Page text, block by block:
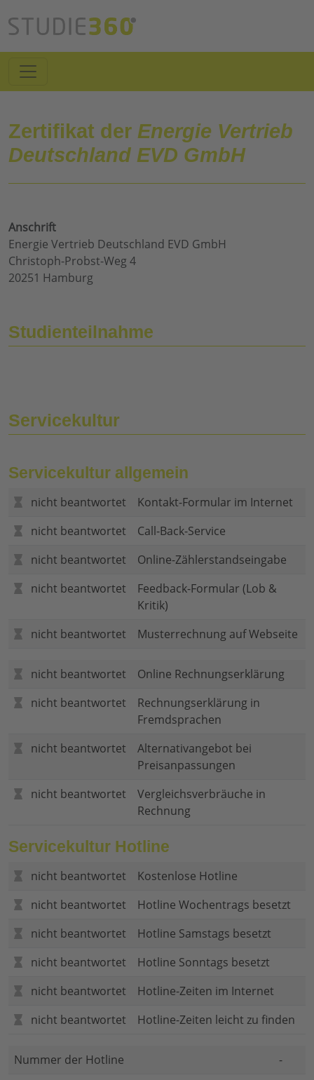
Zertifikat der Energie Vertrieb
Deutschland EVD GmbH
Anschrift
Energie Vertrieb Deutschland EVD GmbH
Christoph-Probst-Weg 4
20251 Hamburg
Studienteilnahme
Servicekultur
Servicekultur allgemein
nicht beantwortet
Kontakt-Formular im Internet
nicht beantwortet
Call-Back-Service
nicht beantwortet
Online-Zählerstandseingabe
nicht beantwortet
Feedback-Formular (Lob &
Kritik)
nicht beantwortet
Musterrechnung auf Webseite
nicht beantwortet
Online Rechnungserklärung
nicht beantwortet
Rechnungserklärung in
Fremdsprachen
nicht beantwortet
Alternativangebot bei
Preisanpassungen
nicht beantwortet
Vergleichsverbräuche in
Rechnung
Servicekultur Hotline
nicht beantwortet
Kostenlose Hotline
nicht beantwortet
Hotline Wochentrags besetzt
nicht beantwortet
Hotline Samstags besetzt
nicht beantwortet
Hotline Sonntags besetzt
nicht beantwortet
Hotline-Zeiten im Internet
nicht beantwortet
Hotline-Zeiten leicht zu finden
Nummer der Hotline
-